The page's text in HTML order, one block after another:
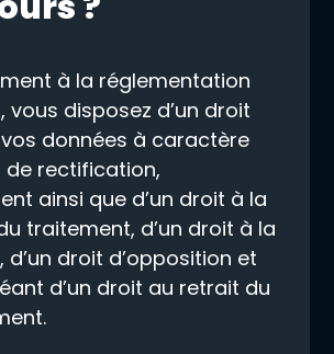
à la réglementation
vous disposez d’un droit
données à caractère
de rectification,
ainsi que d’un droit à la
traitement, d’un droit à la
droit d’opposition et
d’un droit au retrait du